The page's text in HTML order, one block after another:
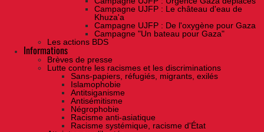
Campagne UJFP : Le château d'eau de
Khuza'a
Campagne UJFP : De l'oxygène pour Gaza
Campagne "Un bateau pour Gaza"
Les actions BDS
Informations
Brèves de presse
Lutte contre les racismes et les discriminations
Sans-papiers, réfugiés, migrants, exilés
Islamophobie
Antitsiganisme
Antisémitisme
Négrophobie
Racisme anti-asiatique
Racisme systémique, racisme d'État